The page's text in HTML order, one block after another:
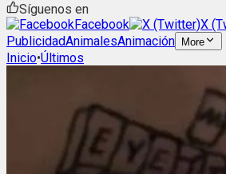
Síguenos en
Facebook
X
PublicidadAnimalesAnimación More
Inicio•Últimos